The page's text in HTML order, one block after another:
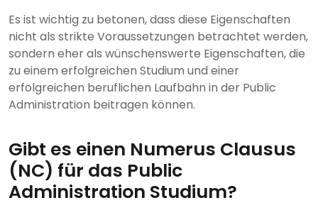
Es ist wichtig zu betonen, dass diese Eigenschaften
nicht als strikte Voraussetzungen betrachtet werden,
sondern eher als wünschenswerte Eigenschaften, die
zu einem erfolgreichen Studium und einer
erfolgreichen beruflichen Laufbahn in der Public
Administration beitragen können.
Gibt es einen Numerus Clausus
(NC) für das Public
Administration Studium?